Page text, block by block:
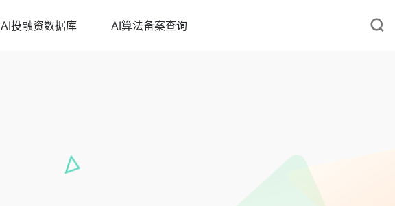
AI投融资数据库 AI算法备案查询